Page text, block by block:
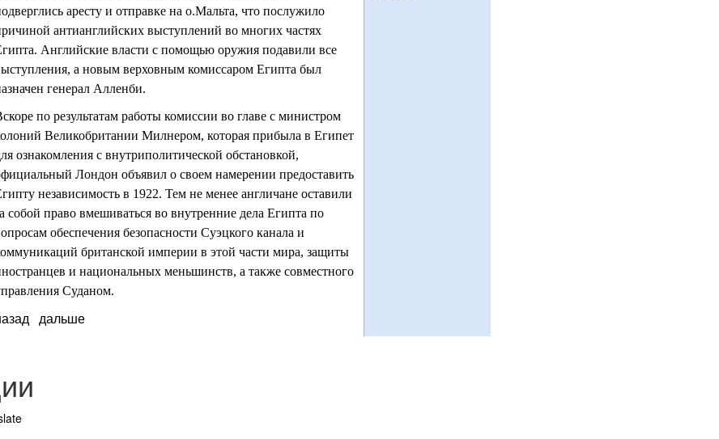
аресту и отправке на о.Мальта, что послужило
антианглийских выступлений во многих частях
Английские власти с помощью оружия подавили все
а новым верховным комиссаром Египта был
генерал Алленби.
по результатам работы комиссии во главе с министром
Великобритании Милнером, которая прибыла в Египет
ознакомления с внутриполитической обстановкой,
Лондон объявил о своем намерении предоставить
независимость в 1922. Тем не менее англичане оставили
собой право вмешиваться во внутренние дела Египта по
обеспечения безопасности Суэцкого канала и
британской империи в этой части мира, защиты
и национальных меньшинств, а также совместного
Суданом.
дальше